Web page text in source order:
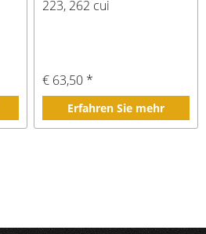
223, 262 cui
€ 63,50 *
Erfahren Sie mehr